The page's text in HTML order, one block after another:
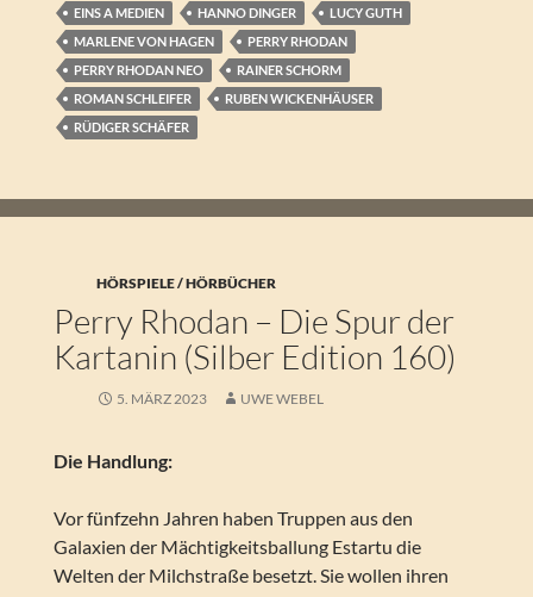
EINS A MEDIEN
HANNO DINGER
LUCY GUTH
MARLENE VON HAGEN
PERRY RHODAN
PERRY RHODAN NEO
RAINER SCHORM
ROMAN SCHLEIFER
RUBEN WICKENHÄUSER
RÜDIGER SCHÄFER
HÖRSPIELE / HÖRBÜCHER
Perry Rhodan – Die Spur der
Kartanin (Silber Edition 160)
5. MÄRZ 2023 UWE WEBEL
Die Handlung:
Vor fünfzehn Jahren haben Truppen aus den
Galaxien der Mächtigkeitsballung Estartu die
Welten der Milchstraße besetzt. Sie wollen ihren